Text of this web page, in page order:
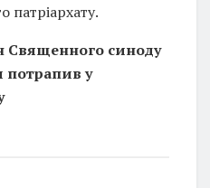
патріархату.
Священного синоду
потрапив у